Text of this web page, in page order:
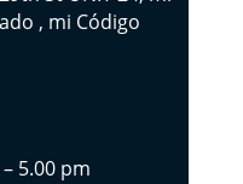
, mi Código
5.00 pm